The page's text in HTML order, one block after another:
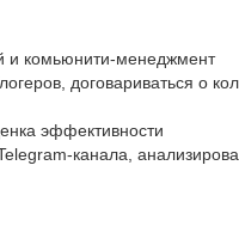
и комьюнити-менеджмент
договариваться о
эффективности
канала,